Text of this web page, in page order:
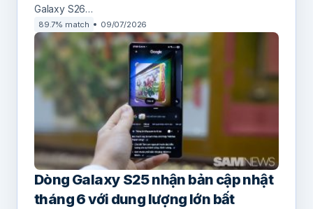
Galaxy S26…
89.7% match 09/07/2026
Dòng Galaxy S25 nhận bản cập nhật
tháng 6 với dung lượng lớn bất